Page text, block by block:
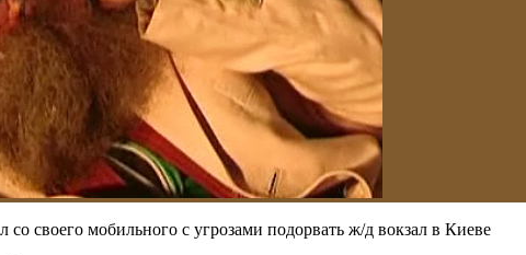
своего мобильного с угрозами подорвать ж/д вокзал в Киеве